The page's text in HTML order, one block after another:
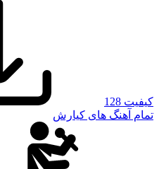
کیفیت 128
تمام آهنگ های کیارش